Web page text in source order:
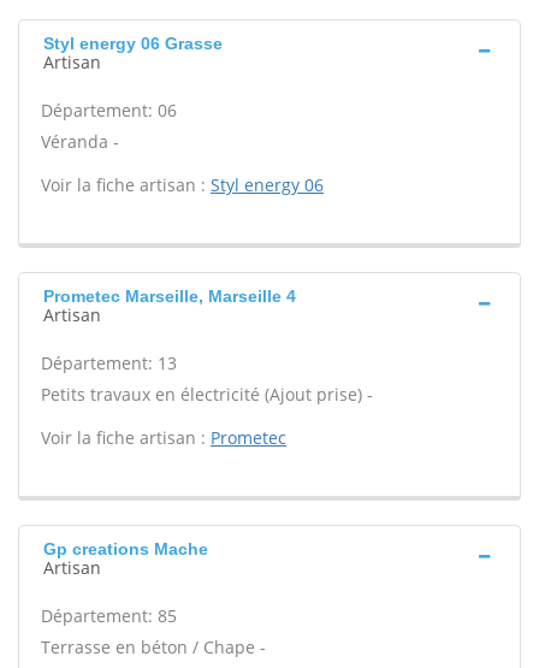
Styl energy 06 Grasse
Artisan
Département: 06
Véranda -
Voir la fiche artisan : Styl energy 06
Prometec Marseille, Marseille 4
Artisan
Département: 13
Petits travaux en électricité (Ajout prise) -
Voir la fiche artisan : Prometec
Gp creations Mache
Artisan
Département: 85
Terrasse en béton / Chape -